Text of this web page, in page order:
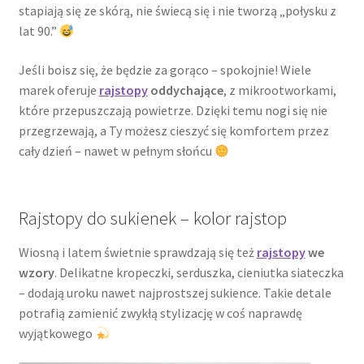
stapiają się ze skórą, nie świecą się i nie tworzą „połysku z
lat 90.”
Jeśli boisz się, że będzie za gorąco – spokojnie! Wiele
marek oferuje rajstopyoddychające, z mikrootworkami,
które przepuszczają powietrze. Dzięki temu nogi się nie
przegrzewają, a Ty możesz cieszyć się komfortem przez
cały dzień – nawet w pełnym słońcu
Rajstopy do sukienek – kolor rajstop
Wiosną i latem świetnie sprawdzają się też rajstopywe
wzory. Delikatne kropeczki, serduszka, cieniutka siateczka
– dodają uroku nawet najprostszej sukience. Takie detale
potrafią zamienić zwykłą stylizację w coś naprawdę
wyjątkowego